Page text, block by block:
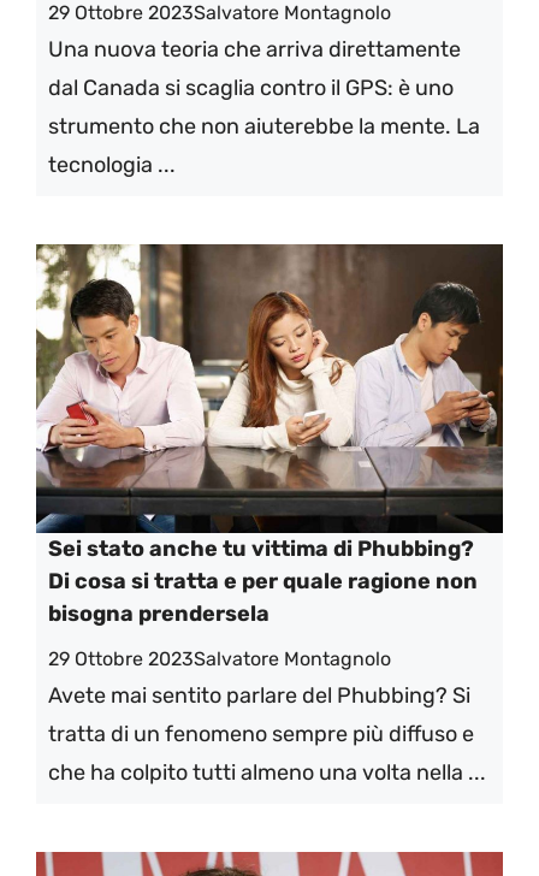
29 Ottobre 2023Salvatore Montagnolo
Una nuova teoria che arriva direttamente
dal Canada si scaglia contro il GPS: è uno
strumento che non aiuterebbe la mente. La
tecnologia ...
Sei stato anche tu vittima di Phubbing?
Di cosa si tratta e per quale ragione non
bisogna prendersela
29 Ottobre 2023Salvatore Montagnolo
Avete mai sentito parlare del Phubbing? Si
tratta di un fenomeno sempre più diffuso e
che ha colpito tutti almeno una volta nella ...